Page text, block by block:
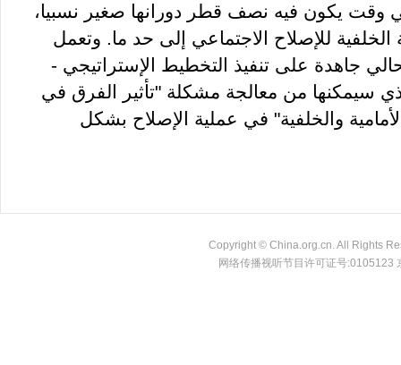
وقت يكون فيه نصف قطر دورانها صغير نسبيا،
الخلفية للإصلاح الاجتماعي إلى حد ما. وتعمل
جاهدة على تنفيذ التخطيط الإستراتيجي -
سيمكنها من معالجة مشكلة "تأثير الفرق في
والخلفية" في عملية الإصلاح بشكل
Copyright © China.org.cn. All Rights
网络传播视听节目许可证号